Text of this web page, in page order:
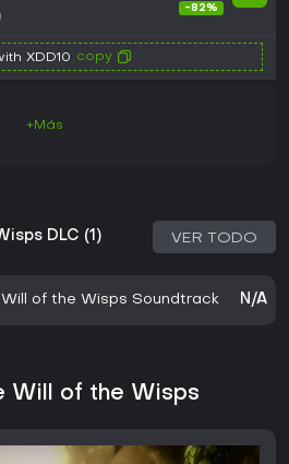
-82%
XDD10 copy
+Más
DLC (1) VER TODO
of the Wisps Soundtrack N/A
Will of the Wisps